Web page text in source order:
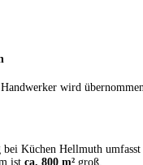
wird übernommen.
bei Küchen Hellmuth umfasst
ist ca. 800 m² groß.